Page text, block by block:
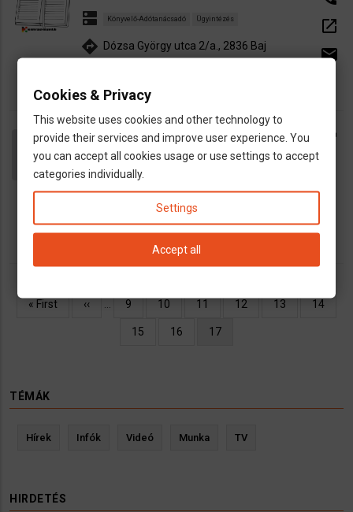
dns Könyvelő-Adótanácsadó Ügyintézés
directions Dózsa György utca 2/a., 2836 Baj
open_in_new
email
Kohn Andrea, Dr.
dns Nőgyógyász
map Lichtenberg
Wonnichstr.64/66, Lichtenberg,
call
Oldalszámozás
Első
« First
Előző
‹‹ Oldal
9 Oldal
10 Oldal
11 Oldal
12 Oldal
13 Oldal
14
Oldal
15 Oldal
16
Jelenlegi
17
TÉMÁK
Hírek Infók Videó Munka TV
HIRDETÉS
Cookies & Privacy
This website uses cookies and other technology to
provide their services and improve user experience. You
you can accept all cookies usage or use settings to accept
categories individually.
Settings
Accept all